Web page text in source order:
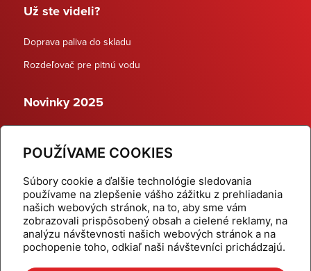
POUŽÍVAME COOKIES
Súbory cookie a ďalšie technológie sledovania
používame na zlepšenie vášho zážitku z prehliadania
našich webových stránok, na to, aby sme vám
zobrazovali prispôsobený obsah a cielené reklamy, na
analýzu návštevnosti našich webových stránok a na
pochopenie toho, odkiaľ naši návštevníci prichádzajú.
Už ste videli?
Doprava paliva do skladu
Rozdeľovač pre pitnú vodu
Novinky 2025
Dynamické termostatické ventily
Domov
Produkty
Aktuality
Odber šikovné tipy